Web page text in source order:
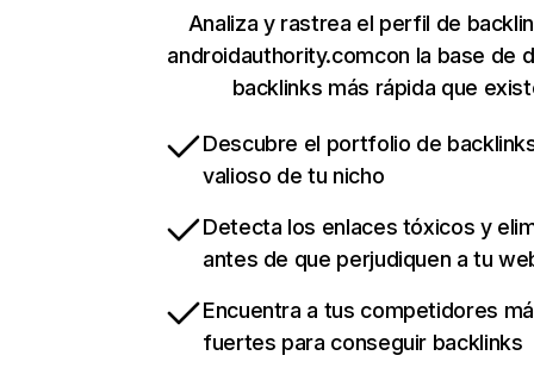
Analiza y rastrea el perfil de
androidauthority.comcon la base de
backlinks más rápida que
Descubre el portfolio de
valioso de tu nicho
Detecta los enlaces tóxicos y
antes de que perjudiquen a tu
Encuentra a tus competidores
fuertes para conseguir backlinks